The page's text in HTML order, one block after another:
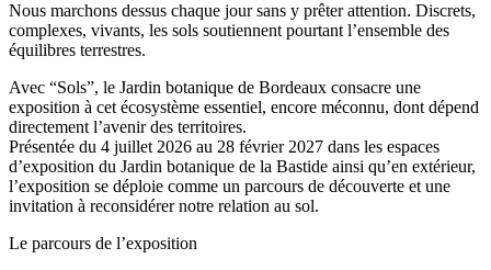
Nous marchons dessus chaque jour sans y prêter attention. Discrets,
complexes, vivants, les sols soutiennent pourtant l’ensemble des
équilibres terrestres.
Avec “Sols”, le Jardin botanique de Bordeaux consacre une
exposition à cet écosystème essentiel, encore méconnu, dont dépend
directement l’avenir des territoires.
Présentée du 4 juillet 2026 au 28 février 2027 dans les espaces
d’exposition du Jardin botanique de la Bastide ainsi qu’en extérieur,
l’exposition se déploie comme un parcours de découverte et une
invitation à reconsidérer notre relation au sol.
Le parcours de l’exposition